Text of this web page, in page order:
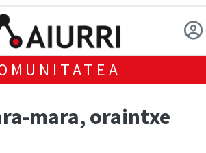
mara, oraintxe